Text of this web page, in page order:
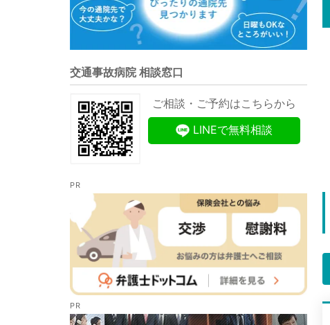
交通事故病院 相談窓口
ご相談・ご予約はこちらから
LINEで無料相談